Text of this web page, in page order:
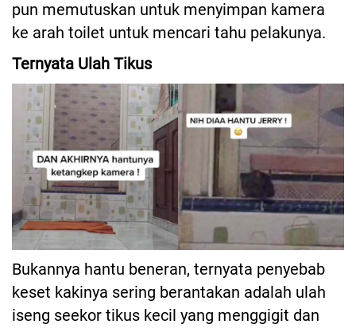
pun memutuskan untuk menyimpan kamera
ke arah toilet untuk mencari tahu pelakunya.
Ternyata Ulah Tikus
Bukannya hantu beneran, ternyata penyebab
keset kakinya sering berantakan adalah ulah
iseng seekor tikus kecil yang menggigit dan